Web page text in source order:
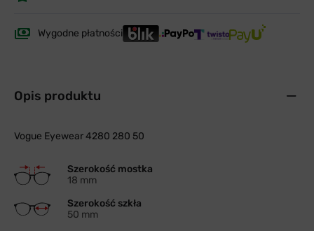
Wygodne płatności
Opis produktu
Vogue Eyewear 4280 280 50
Szerokość mostka
18 mm
Szerokość szkła
50 mm